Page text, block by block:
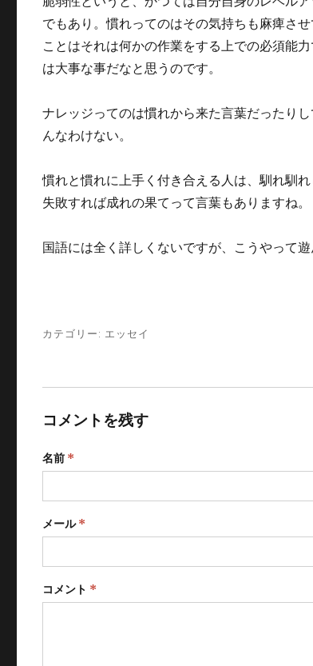
でもあり。慣れってのはその気持ちも麻痺さ
ことはそれは何かの作業をする上での必須能
は大事な事だなと思うのです。
ナレッジってのは慣れから来た言葉だったりし
んなわけない。
慣れと慣れに上手く付き合える人は、馴れ馴
失敗すれば成れの果てって言葉もありますね。
国語には全く詳しくないですが、こうやって
カテゴリー: エッセイ
コメントを残す
名前 *
メール*
コメント *